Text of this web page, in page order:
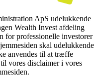
ApS udelukkende
Wealth Invest afdeling
for professionelle investorer
skal udelukkende
anvendes til at træffe
vores disclaimer i vores